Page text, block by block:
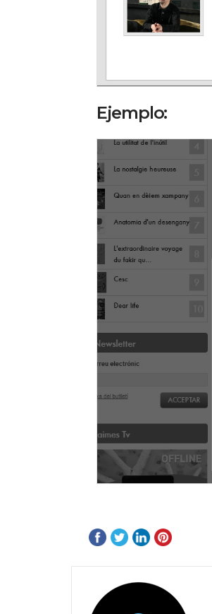
Ejemplo: